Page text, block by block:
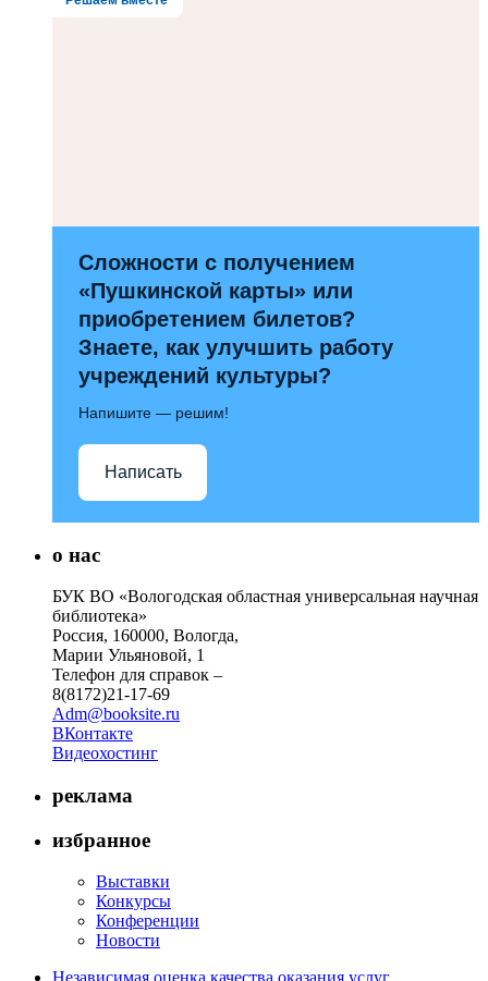
Сложности с получением
«Пушкинской карты» или
приобретением билетов?
Знаете, как улучшить работу
учреждений культуры?
Напишите — решим!
Написать
о нас
БУК ВО «Вологодская областная универсальная научная
библиотека»
Россия, 160000, Вологда,
Марии Ульяновой, 1
Телефон для справок –
8(8172)21-17-69
Adm@booksite.ru
ВКонтакте
Видеохостинг
реклама
избранное
Выставки
Конкурсы
Конференции
Новости